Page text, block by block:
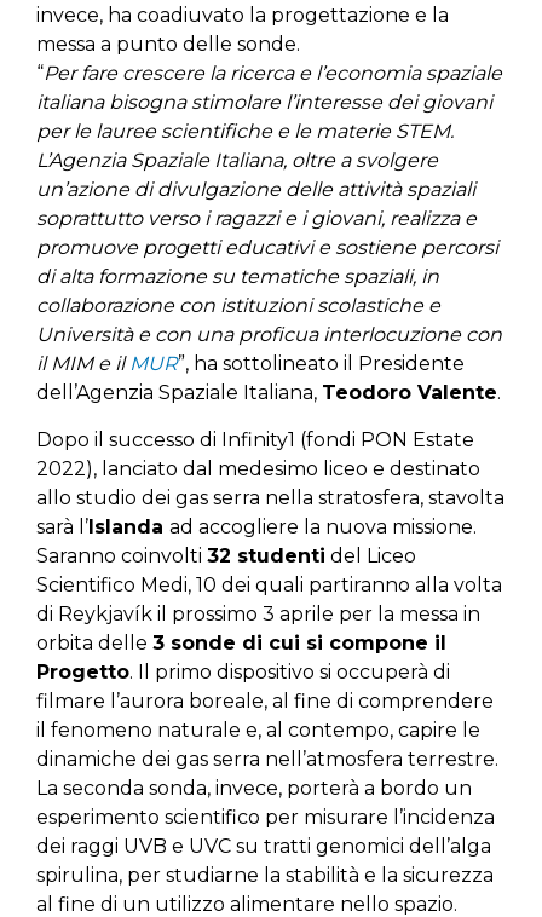
invece, ha coadiuvato la progettazione e la
messa a punto delle sonde.
“Per fare crescere la ricerca e l’economia spaziale
italiana bisogna stimolare l’interesse dei giovani
per le lauree scientifiche e le materie STEM.
L’Agenzia Spaziale Italiana, oltre a svolgere
un’azione di divulgazione delle attività spaziali
soprattutto verso i ragazzi e i giovani, realizza e
promuove progetti educativi e sostiene percorsi
di alta formazione su tematiche spaziali, in
collaborazione con istituzioni scolastiche e
Università e con una proficua interlocuzione con
il MIM e il MUR”, ha sottolineato il Presidente
dell’Agenzia Spaziale Italiana, Teodoro Valente.
Dopo il successo di Infinity1 (fondi PON Estate
2022), lanciato dal medesimo liceo e destinato
allo studio dei gas serra nella stratosfera, stavolta
sarà l’Islanda ad accogliere la nuova missione.
Saranno coinvolti 32 studenti del Liceo
Scientifico Medi, 10 dei quali partiranno alla volta
di Reykjavík il prossimo 3 aprile per la messa in
orbita delle 3 sonde di cui si compone il
Progetto. Il primo dispositivo si occuperà di
filmare l’aurora boreale, al fine di comprendere
il fenomeno naturale e, al contempo, capire le
dinamiche dei gas serra nell’atmosfera terrestre.
La seconda sonda, invece, porterà a bordo un
esperimento scientifico per misurare l’incidenza
dei raggi UVB e UVC su tratti genomici dell’alga
spirulina, per studiarne la stabilità e la sicurezza
al fine di un utilizzo alimentare nello spazio.